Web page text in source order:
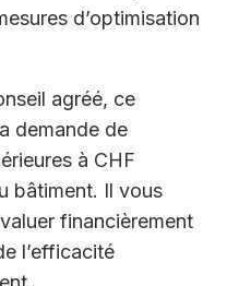
d’optimisation
agréé, ce
demande de
à CHF
bâtiment. Il vous
financièrement
l’efficacité